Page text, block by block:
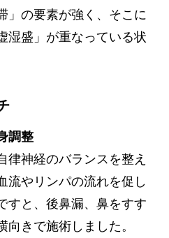
」の要素が強く、そこに
湿盛」が重なっている状
調整
律神経のバランスを整え
流やリンパの流れを促し
すと、後鼻漏、鼻をすす
向きで施術しました。